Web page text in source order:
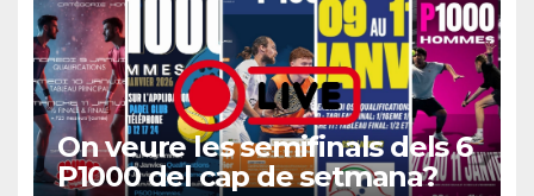
On veure les semifinals dels 6
P1000 del cap de setmana?